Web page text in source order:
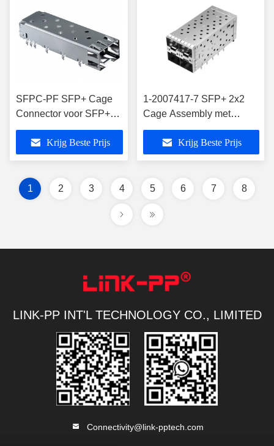
SFPC-PF SFP+ Cage
Connector voor SFP+
10GbE-transceivers
Krijg Beste Prijs
1-2007417-7 SFP+ 2x2
Cage Assembly met
pakking en lichtgeleider
Krijg Beste Prijs
1 2 3 4 5 6 7 8
LINK-PP INT'L TECHNOLOGY CO., LIMITED
Connectivity@link-pptech.com